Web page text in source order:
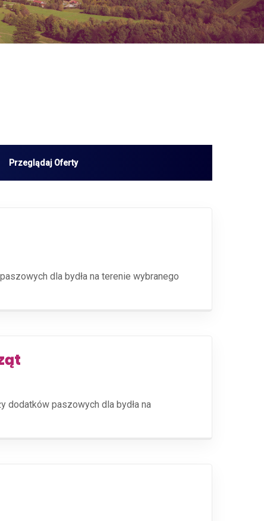
dla bydła na terenie wybranego
dodatków paszowych dla bydła na